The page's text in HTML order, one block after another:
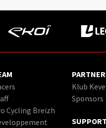
Cycling Breizh
Klub
Sponsors